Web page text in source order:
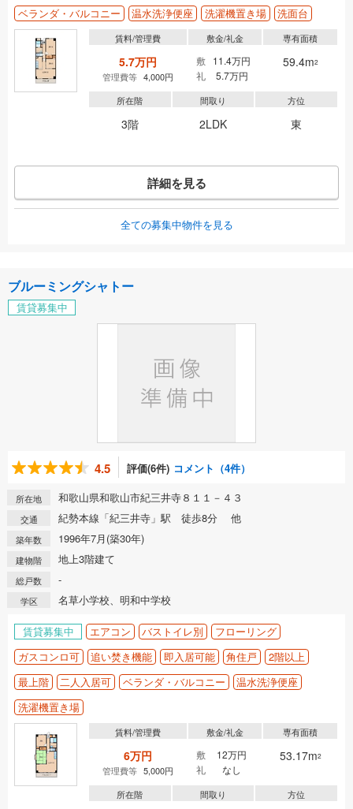
ベランダ・バルコニー
温水洗浄便座 洗濯機置き場 洗面台
賃料/管理費
5.7万円
管理費等 4,000円
敷金/礼金
敷
11.4万円
礼
5.7万円
専有面積
59.4m2
所在階
3階
間取り
2LDK
方位
東
詳細を見る
全ての募集中物件を見る
ブルーミングシャトー
賃貸募集中
4.5 評価(6件) コメント（4件）
所在地 和歌山県和歌山市紀三井寺８１１－４３
交通 紀勢本線「紀三井寺」駅 徒歩8分 他
築年数 1996年7月(築30年)
建物階 地上3階建て
総戸数 -
学区 名草小学校、明和中学校
賃貸募集中 エアコン バストイレ別
フローリング
ガスコンロ可
追い焚き機能 即入居可能 角住戸
2階以上
最上階
二人入居可 ベランダ・バルコニー
温水洗浄便座
洗濯機置き場
賃料/管理費
6万円
管理費等 5,000円
敷金/礼金
敷
12万円
礼
なし
専有面積
53.17m2
所在階 間取り 方位